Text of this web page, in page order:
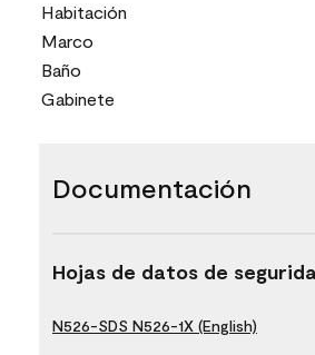
Habitación
Marco
Baño
Gabinete
Documentación
Hojas de datos de
N526-SDS N526-1X (English)